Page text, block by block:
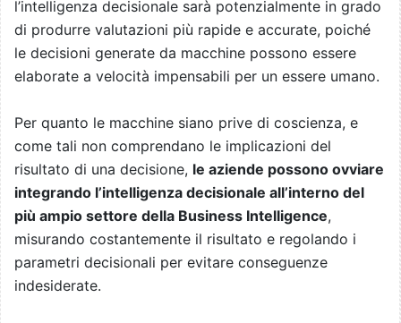
l’intelligenza decisionale sarà potenzialmente in grado
di produrre valutazioni più rapide e accurate, poiché
le decisioni generate da macchine possono essere
elaborate a velocità impensabili per un essere umano.
Per quanto le macchine siano prive di coscienza, e
come tali non comprendano le implicazioni del
risultato di una decisione, le aziende possono ovviare
integrando l’intelligenza decisionale all’interno del
più ampio settore della Business Intelligence,
misurando costantemente il risultato e regolando i
parametri decisionali per evitare conseguenze
indesiderate.